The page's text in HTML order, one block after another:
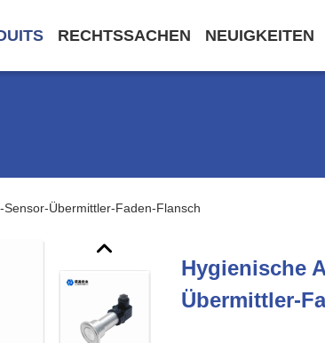
RECHTSSACHEN NEUIGKEITEN
Übermittler-Faden-Flansch
Hygienische
Übermittler-